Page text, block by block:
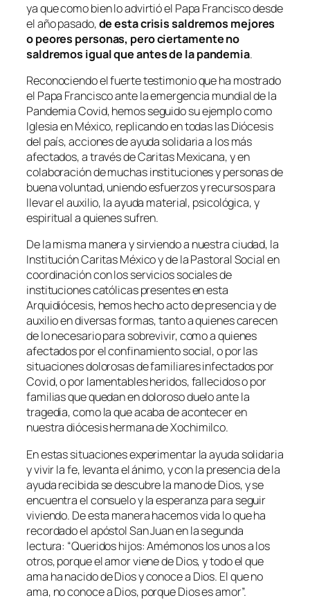
ya que como bien lo advirtió el Papa Francisco desde
el año pasado,de esta crisis saldremos mejores
o peores personas, pero ciertamente no
saldremos igual que antes de la pandemia.
Reconociendo el fuerte testimonio que ha mostrado
el Papa Francisco ante la emergencia mundial de la
Pandemia Covid, hemos seguido su ejemplo como
Iglesia en México, replicando en todas las Diócesis
del país, acciones de ayuda solidaria a los más
afectados, a través de Caritas Mexicana, y en
colaboración de muchas instituciones y personas de
buena voluntad, uniendo esfuerzos y recursos para
llevar el auxilio, la ayuda material, psicológica, y
espiritual a quienes sufren.
De la misma manera y sirviendo a nuestra ciudad, la
Institución Caritas México y de la Pastoral Social en
coordinación con los servicios sociales de
instituciones católicas presentes en esta
Arquidiócesis, hemos hecho acto de presencia y de
auxilio en diversas formas, tanto a quienes carecen
de lo necesario para sobrevivir, como a quienes
afectados por el confinamiento social, o por las
situaciones dolorosas de familiares infectados por
Covid, o por lamentables heridos, fallecidos o por
familias que quedan en doloroso duelo ante la
tragedia, como la que acaba de acontecer en
nuestra diócesis hermana de Xochimilco.
En estas situaciones experimentar la ayuda solidaria
y vivir la fe, levanta el ánimo, y con la presencia de la
ayuda recibida se descubre la mano de Dios, y se
encuentra el consuelo y la esperanza para seguir
viviendo. De esta manera hacemos vida lo que ha
recordado el apóstol San Juan en la segunda
lectura: “Queridos hijos: Amémonos los unos a los
otros, porque el amor viene de Dios, y todo el que
ama ha nacido de Dios y conoce a Dios. El que no
ama, no conoce a Dios, porque Dios es amor”.